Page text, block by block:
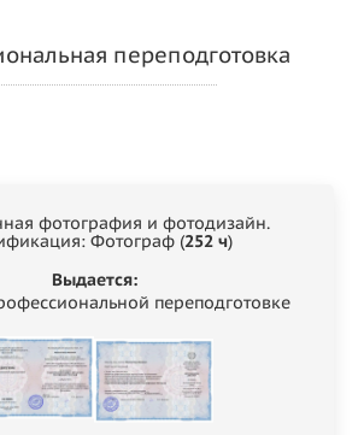
переподготовка
фотография и фотодизайн.
Фотограф (252 ч)
Выдается:
переподготовке